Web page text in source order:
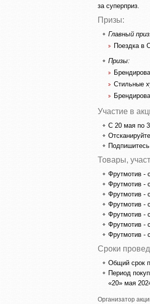
за суперприз.
Призы:
Главный
Поездка в
Призы:
Стильные
Участие в
С 20 мая по
Товары,
Фрутмотив -
Фрутмотив -
Фрутмотив -
Фрутмотив -
Фрутмотив -
Фрутмотив -
Фрутмотив -
Сроки
Общий срок
Период
«20» мая
Организатор